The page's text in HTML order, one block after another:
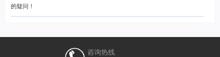
的疑问！
咨询热线